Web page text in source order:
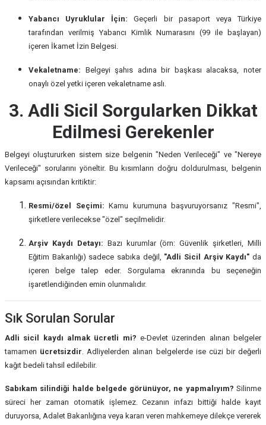
Yabancı Uyruklular İçin: Geçerli bir pasaport veya Türkiye
tarafından verilmiş Yabancı Kimlik Numarasını (99 ile başlayan)
içeren İkamet İzin Belgesi.
Vekaletname: Belgeyi şahıs adına bir başkası alacaksa, noter
onaylı özel yetki içeren vekaletname aslı.
3. Adli Sicil Sorgularken Dikkat
Edilmesi Gerekenler
Belgeyi oluştururken sistem size belgenin "Neden Verileceği" ve "Nereye
Verileceği" sorularını yöneltir. Bu kısımların doğru doldurulması, belgenin
kapsamı açısından kritiktir:
Resmi/özel Seçimi: Kamu kurumuna başvuruyorsanız "Resmi",
şirketlere verilecekse "özel" seçilmelidir.
Arşiv Kaydı Detayı: Bazı kurumlar (örn: Güvenlik şirketleri, Milli
Eğitim Bakanlığı) sadece sabıka değil, "Adli Sicil Arşiv Kaydı" da
içeren belge talep eder. Sorgulama ekranında bu seçeneğin
işaretlendiğinden emin olunmalıdır.
Sık Sorulan Sorular
Adli sicil kaydı almak ücretli mi? e-Devlet üzerinden alınan belgeler
tamamen ücretsizdir. Adliyelerden alınan belgelerde ise cüzi bir değerli
kağıt bedeli tahsil edilebilir.
Sabıkam silindiği halde belgede görünüyor, ne yapmalıyım? Silinme
süreci her zaman otomatik işlemez. Cezanın infazı bittiği halde kayıt
duruyorsa, Adalet Bakanlığına veya kararı veren mahkemeye dilekçe vererek